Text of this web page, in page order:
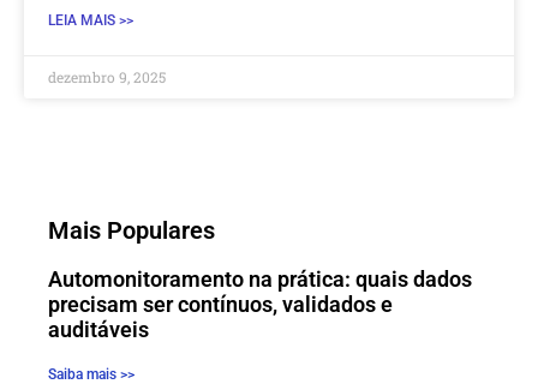
LEIA MAIS >>
dezembro 9, 2025
Mais Populares
Automonitoramento na prática: quais dados
precisam ser contínuos, validados e
auditáveis
Saiba mais >>